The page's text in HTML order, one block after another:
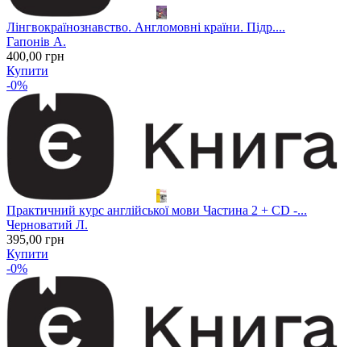
Лінгвокраїнознавство. Англомовні країни. Підр....
Гапонів А.
400,00 грн
Купити
-0%
Практичний курс англійської мови Частина 2 + CD -...
Черноватий Л.
395,00 грн
Купити
-0%